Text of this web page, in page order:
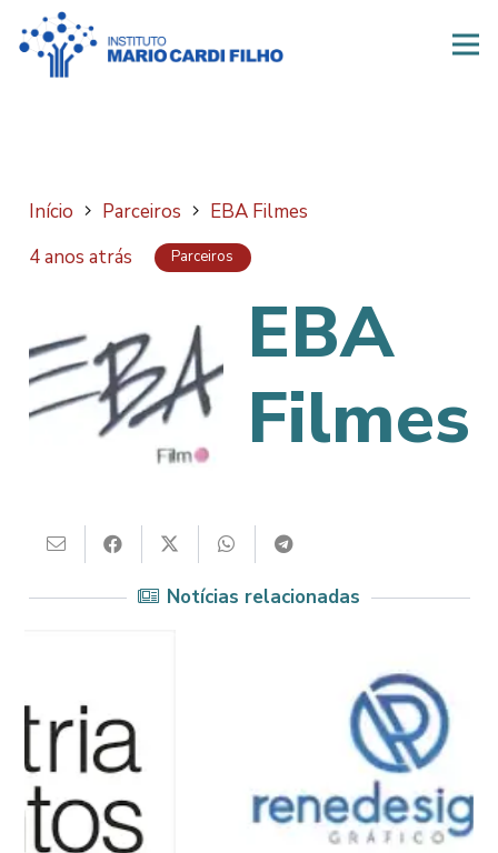
Início Parceiros
EBA Filmes
4 anos atrás
Parceiros
EBA
Filmes
Notícias relacionadas